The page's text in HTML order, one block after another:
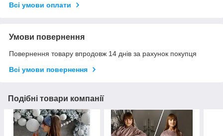
Всі умови оплати
Умови повернення
Повернення товару впродовж 14 днів за рахунок покупця
Всі умови повернення
Подібні товари компанії